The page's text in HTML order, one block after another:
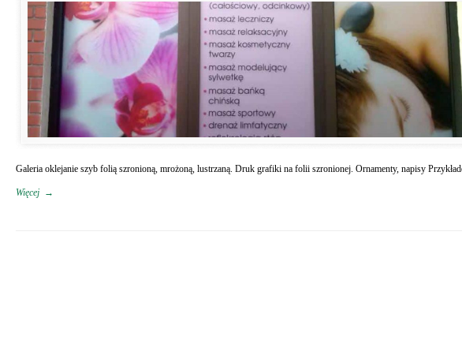
Galeria oklejanie szyb folią szronioną, mrożoną, lustrzaną. Druk grafiki na folii szronionej. Ornamenty, napisy
Więcej →